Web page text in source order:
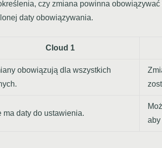
czy zmiana powinna obowiązywać
daty obowiązywania.
Cloud 1
obowiązują dla wszystkich
ma daty do ustawienia.
aby